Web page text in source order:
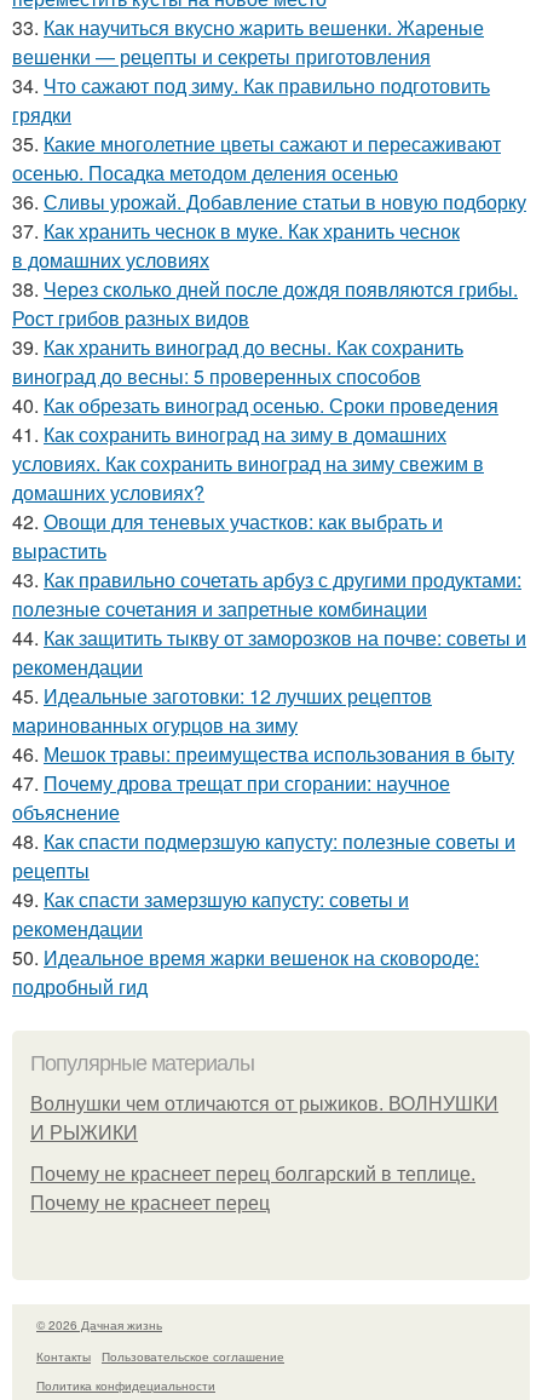
33. Как научиться вкусно жарить вешенки. Жареные
вешенки — рецепты и секреты приготовления
34. Что сажают под зиму. Как правильно подготовить
грядки
35. Какие многолетние цветы сажают и пересаживают
осенью. Посадка методом деления осенью
36. Сливы урожай. Добавление статьи в новую подборку
37. Как хранить чеснок в муке. Как хранить чеснок
в домашних условиях
38. Через сколько дней после дождя появляются грибы.
Рост грибов разных видов
39. Как хранить виноград до весны. Как сохранить
виноград до весны: 5 проверенных способов
40. Как обрезать виноград осенью. Сроки проведения
41. Как сохранить виноград на зиму в домашних
условиях. Как сохранить виноград на зиму свежим в
домашних условиях?
42. Овощи для теневых участков: как выбрать и
вырастить
43. Как правильно сочетать арбуз с другими продуктами:
полезные сочетания и запретные комбинации
44. Как защитить тыкву от заморозков на почве: советы и
рекомендации
45. Идеальные заготовки: 12 лучших рецептов
маринованных огурцов на зиму
46. Мешок травы: преимущества использования в быту
47. Почему дрова трещат при сгорании: научное
объяснение
48. Как спасти подмерзшую капусту: полезные советы и
рецепты
49. Как спасти замерзшую капусту: советы и
рекомендации
50. Идеальное время жарки вешенок на сковороде:
подробный гид
Популярные материалы
Волнушки чем отличаются от рыжиков. ВОЛНУШКИ
И РЫЖИКИ
Почему не краснеет перец болгарский в теплице.
Почему не краснеет перец
© 2026 Дачная жизнь
Контакты
Пользовательское соглашение
Политика конфидециальности